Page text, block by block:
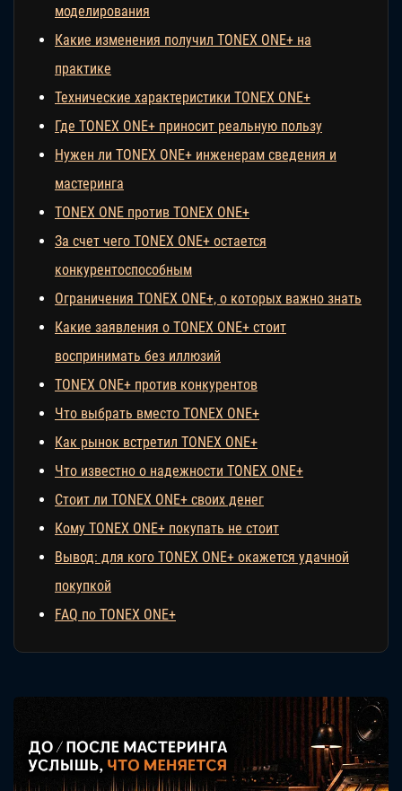
моделирования
Какие изменения получил TONEX ONE+ на
практике
Технические характеристики TONEX ONE+
Где TONEX ONE+ приносит реальную пользу
Нужен ли TONEX ONE+ инженерам сведения и
мастеринга
TONEX ONE против TONEX ONE+
За счет чего TONEX ONE+ остается
конкурентоспособным
Ограничения TONEX ONE+, о которых важно знать
Какие заявления о TONEX ONE+ стоит
воспринимать без иллюзий
TONEX ONE+ против конкурентов
Что выбрать вместо TONEX ONE+
Как рынок встретил TONEX ONE+
Что известно о надежности TONEX ONE+
Стоит ли TONEX ONE+ своих денег
Кому TONEX ONE+ покупать не стоит
Вывод: для кого TONEX ONE+ окажется удачной
покупкой
FAQ по TONEX ONE+